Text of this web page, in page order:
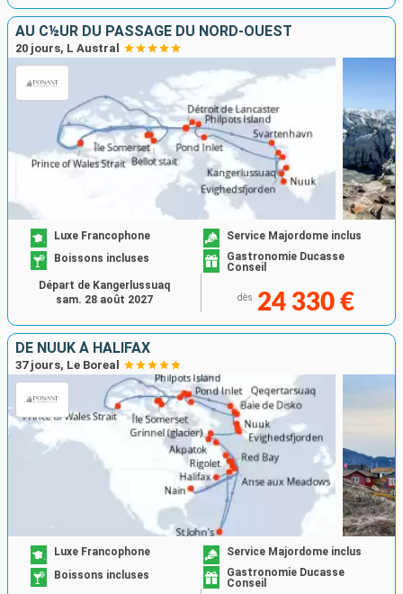
AU C½UR DU PASSAGE DU NORD-OUEST
20 jours, L Austral
Luxe Francophone
Service Majordome inclus
Boissons incluses
Gastronomie Ducasse
Conseil
dès 24 330 €
Départ de Kangerlussuaq
sam. 28 août 2027
DE NUUK À HALIFAX
37 jours, Le Boreal
Luxe Francophone
Service Majordome inclus
Boissons incluses
Gastronomie Ducasse
Conseil